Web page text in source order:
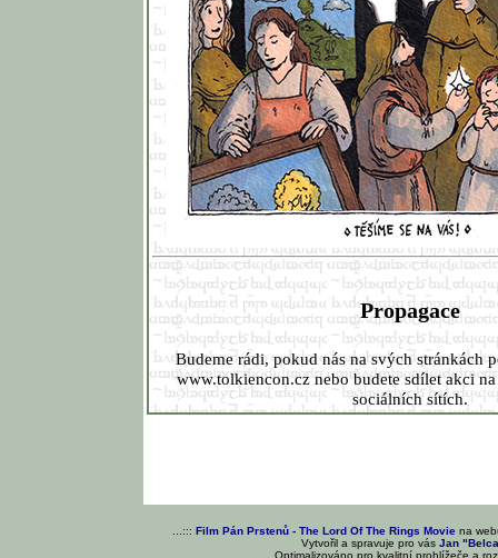
Propagace
Budeme rádi, pokud nás na svých stránkách
www.tolkiencon.cz nebo budete sdílet akci
sociálních sítích.
...::: Film Pán Prstenů - The Lord Of The Rings Movie na
Vytvořil a spravuje pro vásJan
Optimalizováno pro kvalitní prohlížeče a